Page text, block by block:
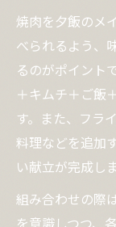
焼肉を夕飯のメ
べられるよう、
るのがポイント
＋キムチ＋ご飯
す。また、フラ
料理などを追加
い献立が完成しま
組み合わせの際